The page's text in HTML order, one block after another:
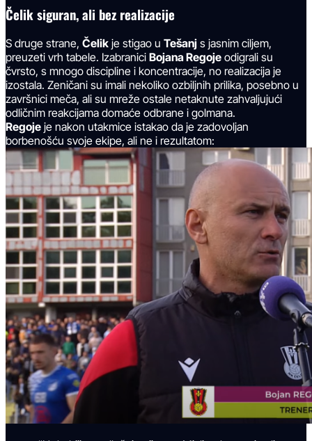
Čelik siguran, ali bez realizacije
S druge strane, Čelik je stigao u Tešanj s jasnim ciljem,
preuzeti vrh tabele. Izabranici Bojana Regoje odigrali su
čvrsto, s mnogo discipline i koncentracije, no realizacija je
izostala. Zeničani su imali nekoliko ozbiljnih prilika, posebno u
završnici meča, ali su mreže ostale netaknute zahvaljujući
odličnim reakcijama domaće odbrane i golmana.
Regoje je nakon utakmice istakao da je zadovoljan
borbenošću svoje ekipe, ali ne i rezultatom: